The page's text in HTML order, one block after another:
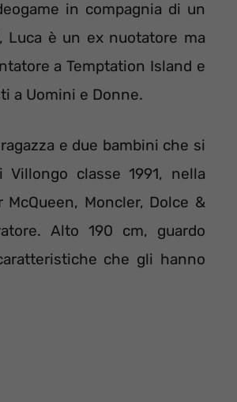
in compagnia di un
Luca è un ex nuotatore ma
a Temptation Island e
a Uomini e Donne.
e due bambini che si
classe 1991, nella
Moncler, Dolce &
Alto 190 cm, guardo
che gli hanno